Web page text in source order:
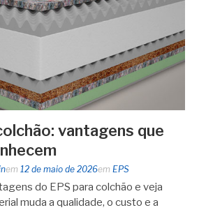
vantagens que
em 12 de maio de 2026em EPS
do EPS para colchão e veja
muda a qualidade, o custo e a